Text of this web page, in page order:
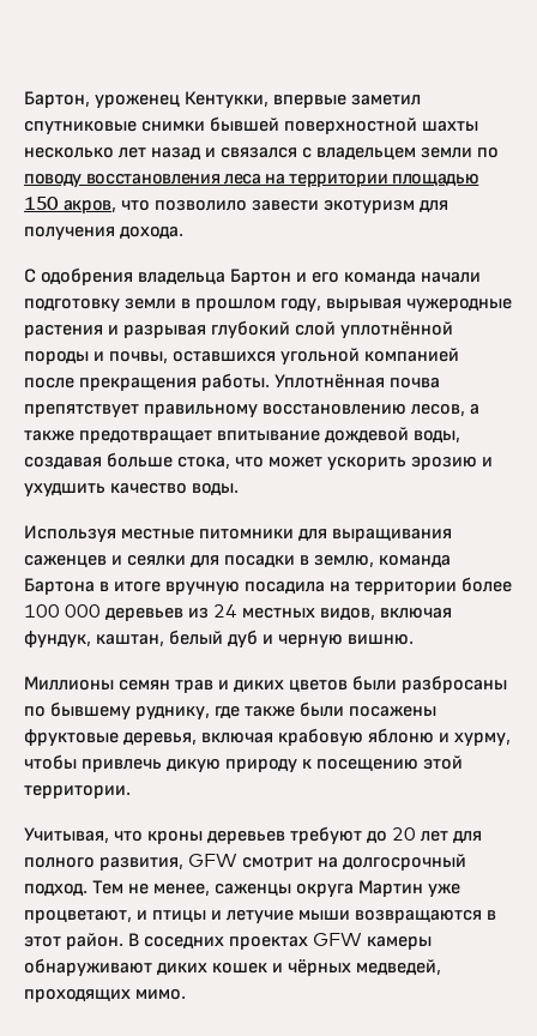
Бартон, уроженец Кентукки, впервые заметил
спутниковые снимки бывшей поверхностной шахты
несколько лет назад и связался с владельцем земли по
поводу восстановления леса на территории площадью
150 акров, что позволило завести экотуризм для
получения дохода.
С одобрения владельца Бартон и его команда начали
подготовку земли в прошлом году, вырывая чужеродные
растения и разрывая глубокий слой уплотнённой
породы и почвы, оставшихся угольной компанией
после прекращения работы. Уплотнённая почва
препятствует правильному восстановлению лесов, а
также предотвращает впитывание дождевой воды,
создавая больше стока, что может ускорить эрозию и
ухудшить качество воды.
Используя местные питомники для выращивания
саженцев и сеялки для посадки в землю, команда
Бартона в итоге вручную посадила на территории более
100 000 деревьев из 24 местных видов, включая
фундук, каштан, белый дуб и черную вишню.
Миллионы семян трав и диких цветов были разбросаны
по бывшему руднику, где также были посажены
фруктовые деревья, включая крабовую яблоню и хурму,
чтобы привлечь дикую природу к посещению этой
территории.
Учитывая, что кроны деревьев требуют до 20 лет для
полного развития, GFW смотрит на долгосрочный
подход. Тем не менее, саженцы округа Мартин уже
процветают, и птицы и летучие мыши возвращаются в
этот район. В соседних проектах GFW камеры
обнаруживают диких кошек и чёрных медведей,
проходящих мимо.